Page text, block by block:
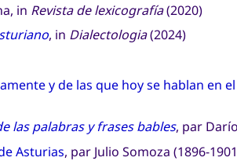
in Revista de lexicografía(2020)
, in Dialectologia(2024)
y de las que hoy se hablan en
las palabras y frases bables, par
Asturias, par Julio Somoza (1896-